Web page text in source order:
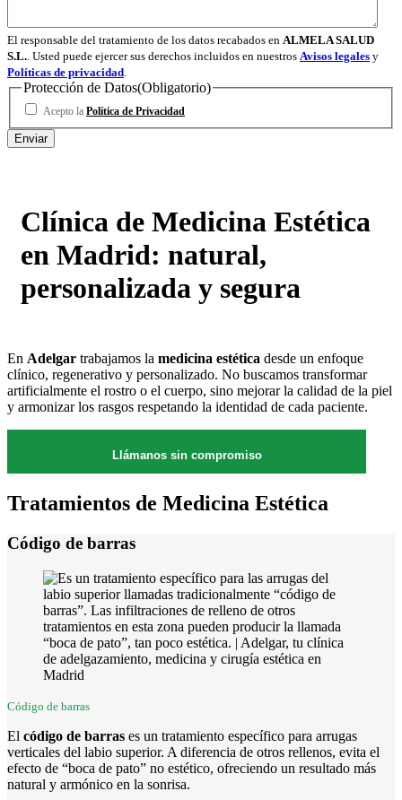
El responsable del tratamiento de los datos recabados en ALMELA SALUD
S.L. . Usted puede ejercer sus derechos incluidos en nuestros Avisos legales y
Políticas de privacidad
Protección de Datos(Obligatorio)
Acepto la Política de Privacidad
Clínica de Medicina Estética
en Madrid: natural,
personalizada y segura
En Adelgar trabajamos la medicina estética desde un enfoque
clínico, regenerativo y personalizado. No buscamos transformar
artificialmente el rostro o el cuerpo, sino mejorar la calidad de la piel
y armonizar los rasgos respetando la identidad de cada paciente.
Llámanos sin compromiso
Tratamientos de Medicina Estética
Código de barras
Código de barras
El código de barras es un tratamiento específico para arrugas
verticales del labio superior. A diferencia de otros rellenos, evita el
efecto de “boca de pato” no estético, ofreciendo un resultado más
natural y armónico en la sonrisa.